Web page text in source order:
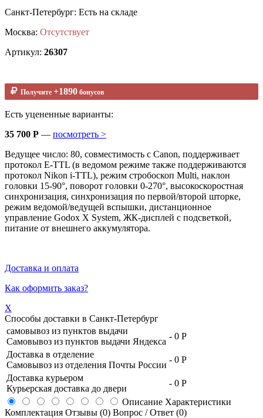
Санкт-Петербург: Есть на складе
Москва: Отсутствует
Артикул: 26307
Получите +1890 бонусов
Есть уцененные варианты:
35 700 Р — посмотреть >
Ведущее число: 80, совместимость с Canon, поддерживает
протокол E-TTL (в ведомом режиме также поддерживаются
протокол Nikon i-TTL), режим стробоскоп Multi, наклон
головки 15-90°, поворот головки 0-270°, высокоскоростная
синхронизация, синхронизация по первой/второй шторке,
режим ведомой/ведущей вспышки, дистанционное
управление Godox X System, ЖК-дисплей с подсветкой,
питание от внешнего аккумулятора.
Доставка и оплата
Как оформить заказ?
X
Способы доставки в Санкт-Петербург
самовывоз из пунктов выдачи
Самовывоз из пунктов выдачи Яндекса
- 0 Р
Доставка в отделение
Самовывоз из отделения Почты России
- 0 Р
Доставка курьером
Курьерская доставка до двери
- 0 Р
Описание Характеристики
Комплектация Отзывы (0) Вопрос / Ответ (0)